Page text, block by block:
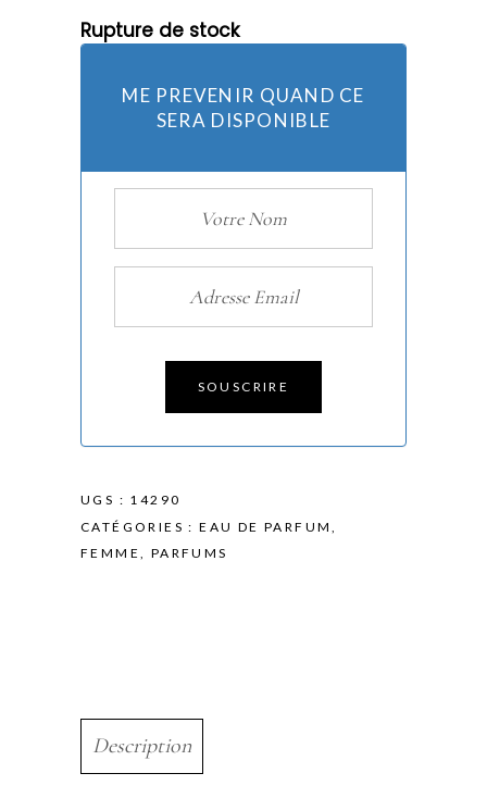
Rupture de stock
ME PREVENIR QUAND CE
SERA DISPONIBLE
SOUSCRIRE
UGS : 14290
CATÉGORIES :EAU DE PARFUM,
FEMME , PARFUMS
Description